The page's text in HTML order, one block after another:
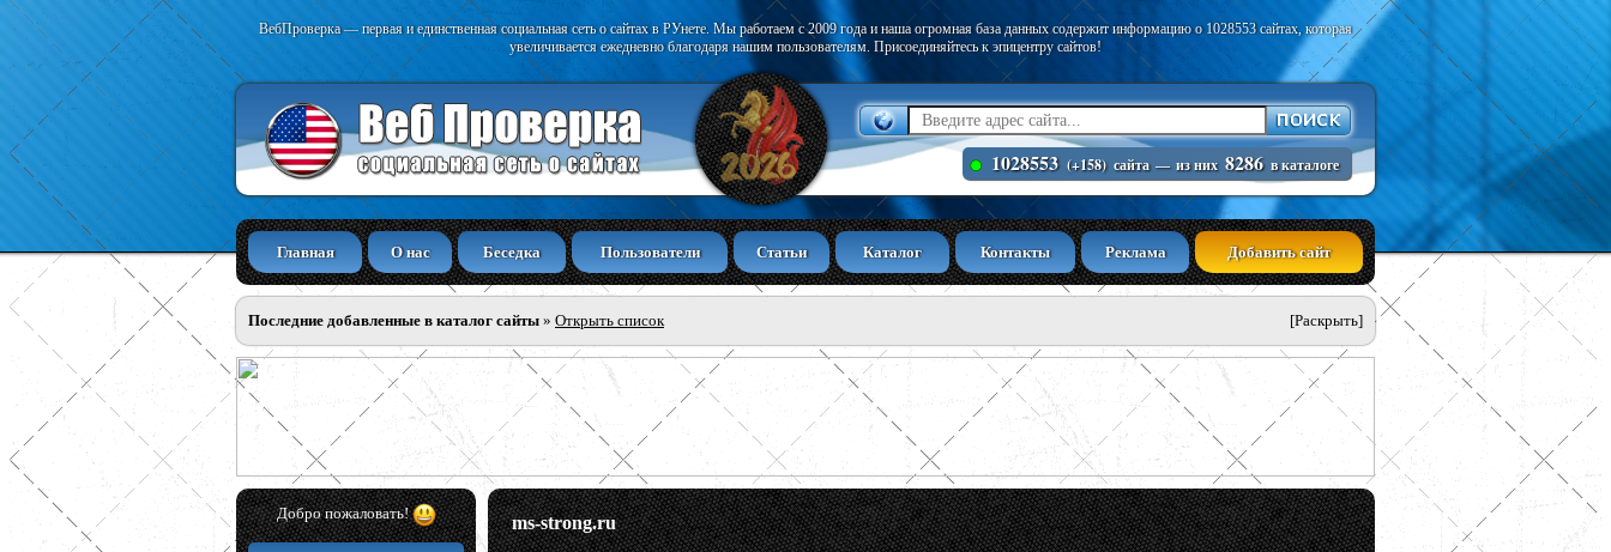
ВебПроверка — первая и единственная социальная сеть о сайтах в РУнете. Мы работаем с 2009 года и наша огромная база данных содержит информацию о 1028553 сайтах, которая
увеличивается ежедневно благодаря нашим пользователям. Присоединяйтесь к эпицентру сайтов!
1028553 (+158) сайта — из них 8286 в каталоге
Главная О нас Беседка Пользователи Статьи Каталог Контакты Реклама Добавить сайт
Последние добавленные в каталог сайты » Открыть список [Раскрыть]
Добро пожаловать! ms-strong.ru